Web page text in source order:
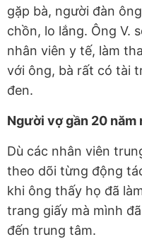
gặp bà, người đàn
chồn, lo lắng. Ông V.
nhân viên y tế, làm
với ông, bà rất có tài
đen.
Người vợ gần 20
Dù các nhân viên
theo dõi từng động
khi ông thấy họ đã
trang giấy mà mình
đến trung tâm.